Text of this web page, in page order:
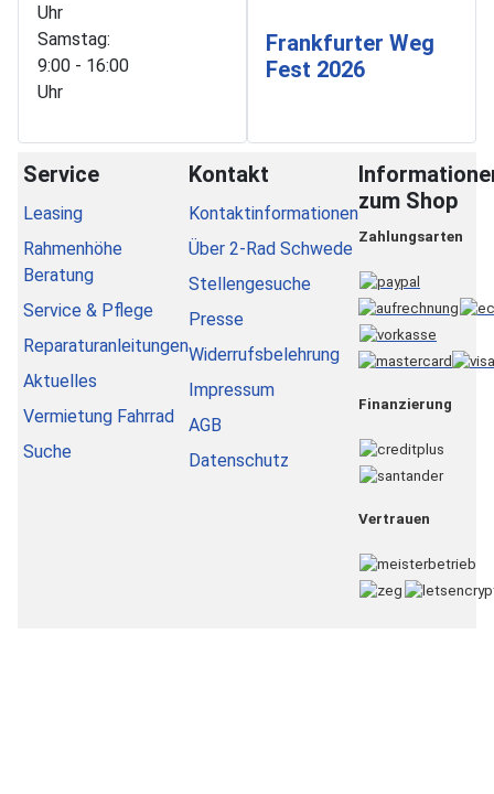
Uhr
Samstag:
9:00 - 16:00
Uhr
Frankfurter Weg
Fest 2026
Service
Leasing
Rahmenhöhe
Beratung
Service & Pflege
Reparaturanleitungen
Aktuelles
Vermietung Fahrrad
Suche
Kontakt
Kontaktinformationen
Über 2-Rad Schwede
Stellengesuche
Presse
Widerrufsbelehrung
Impressum
AGB
Datenschutz
zum Shop
Zahlungsarten
Finanzierung
Vertrauen